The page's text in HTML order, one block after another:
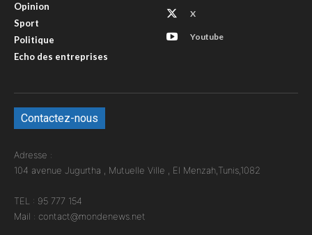
Opinion
Sport
Politique
Echo des entreprises
X
Youtube
Contactez-nous
Adresse :
104 avenue Jugurtha , Mutuelle Ville , El Menzah,Tunis,1082
TEL : 95 777 154
Mail : contact@mondenews.net